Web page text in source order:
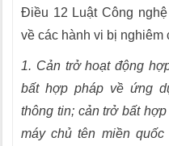
Điều 12 Luật Công
về các hành vi bị nghiêm
1. Cản trở hoạt động
bất hợp pháp về ứng
thông tin; cản trở bất
máy chủ tên miền